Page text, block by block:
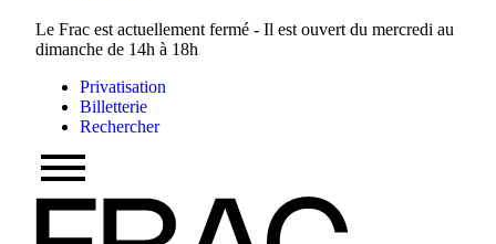
Le Frac est actuellement fermé - Il est ouvert du mercredi au
dimanche de 14h à 18h
Privatisation
Billetterie
Rechercher